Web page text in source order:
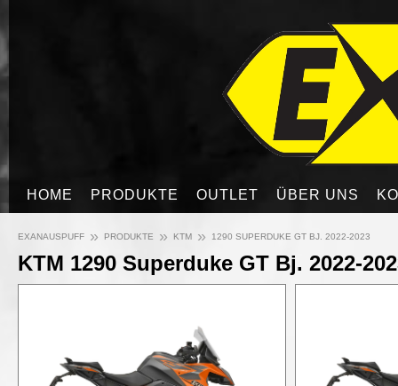
HOME PRODUKTE OUTLET ÜBER UNS
EXANAUSPUFF » PRODUKTE » KTM » 1290 SUPERDUKE GT BJ. 2022-2023
KTM 1290 Superduke GT Bj. 2022-